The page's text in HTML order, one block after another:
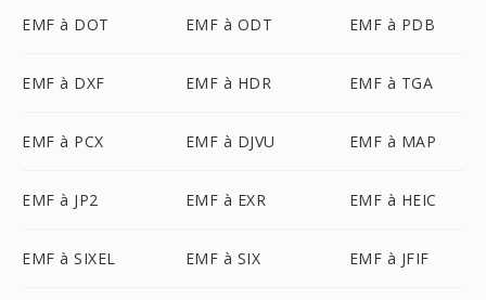
EMF à DOT EMF à ODT EMF à PDB
EMF à DXF EMF à HDR EMF à TGA
EMF à PCX EMF à DJVU EMF à MAP
EMF à JP2 EMF à EXR EMF à HEIC
EMF à SIXEL EMF à SIX EMF à JFIF